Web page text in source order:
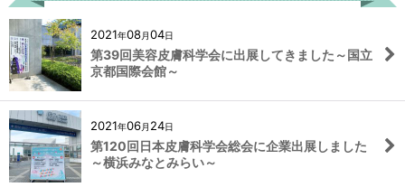
2021年08月04日
第39回美容皮膚科学会に出展してきました～国立
京都国際会館～
2021年06月 24日
第120回日本皮膚科学会総会に企業出展しました
～横浜みなとみらい～